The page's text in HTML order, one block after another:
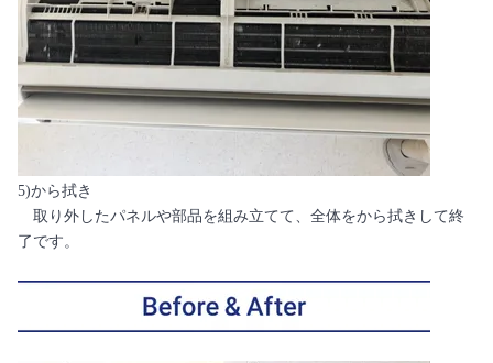
5)から拭き
取り外したパネルや部品を組み立てて、全体をから拭きして終
了です。